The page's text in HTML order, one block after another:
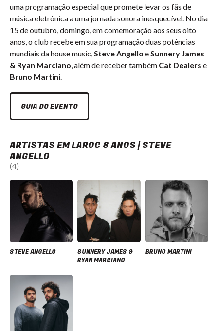
uma programação especial que promete levar os fãs de
música eletrônica a uma jornada sonora inesquecível. No dia
15 de outubro, domingo, em comemoração aos seus oito
anos, o club recebe em sua programação duas potências
mundiais da house music,Steve Angello eSunnery James
& Ryan Marciano, além de receber também Cat Dealers e
Bruno Martini.
GUIA DO EVENTO
ARTISTAS EM LAROC 8 ANOS | STEVE
ANGELLO
(4)
STEVE ANGELLO
SUNNERY JAMES &
RYAN MARCIANO
BRUNO MARTINI